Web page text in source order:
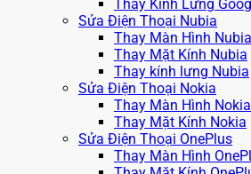
Thay Kính Lưng
Sửa Điện Thoại Nubia
Thay Màn Hình Nubia
Thay Mặt Kính Nubia
Thay kính lưng Nubia
Sửa Điện Thoại Nokia
Thay Màn Hình Nokia
Thay Mặt Kính Nokia
Sửa Điện Thoại OnePlus
Thay Màn Hình